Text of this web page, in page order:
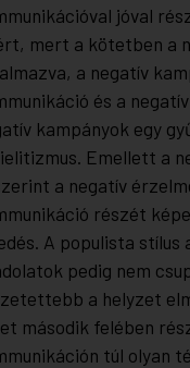
jóval
mert a kötetben a
a negatív
és a
kampányok egy
Emellett a
a negatív
részét
A populista stílus
pedig nem
a helyzet
második felében
túl olyan